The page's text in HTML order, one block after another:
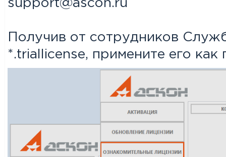
support@ascon.ru
Получив от сотрудников
*.triallicense, примените его как